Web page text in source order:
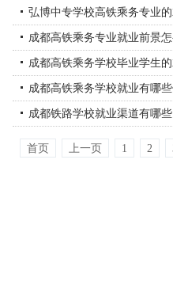
弘博中专学校高铁乘务专业
成都高铁乘务专业就业前景
成都高铁乘务学校毕业学生
成都高铁乘务学校就业有哪
成都铁路学校就业渠道有哪些
首页 上一页 1 2